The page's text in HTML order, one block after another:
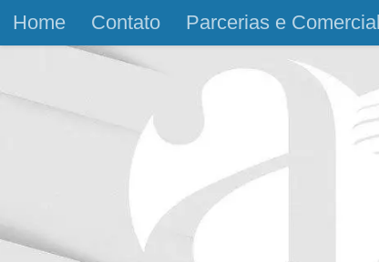
Skip to content
Home Contato Parcerias e Comercial